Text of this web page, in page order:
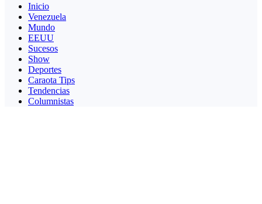
Inicio
Venezuela
Mundo
EEUU
Sucesos
Show
Deportes
Caraota Tips
Tendencias
Columnistas